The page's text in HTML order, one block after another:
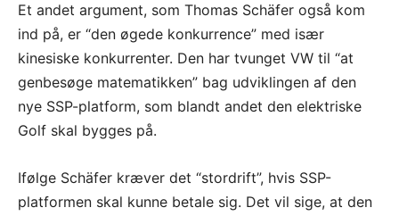
Et andet argument, som Thomas Schäfer også kom
ind på, er “den øgede konkurrence” med især
kinesiske konkurrenter. Den har tvunget VW til “at
genbesøge matematikken” bag udviklingen af den
nye SSP-platform, som blandt andet den elektriske
Golf skal bygges på.
Ifølge Schäfer kræver det “stordrift”, hvis SSP-
platformen skal kunne betale sig. Det vil sige, at den